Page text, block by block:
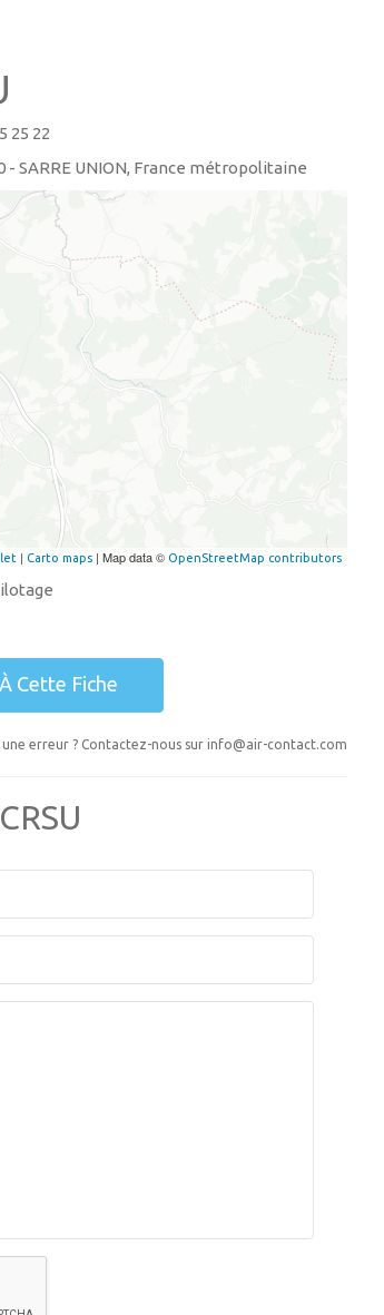
25 22
SARRE UNION, France métropolitaine
| Carto maps| Map data © OpenStreetMap contributors
Cette Fiche
erreur ? Contactez-nous sur info@air-contact.com